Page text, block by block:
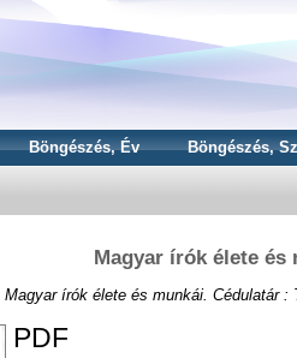
Böngészés, Év Böngészés,
Magyar írók élete és
Magyar írók élete és munkái. Cédulatár :
PDF